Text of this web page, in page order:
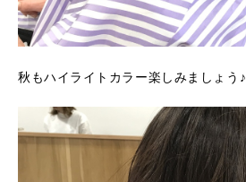
秋もハイライトカラー楽しみましょう♪